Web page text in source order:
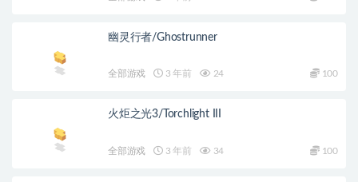
幽灵行者/Ghostrunner
全部游戏 3 年前 24 100
火炬之光3/Torchlight III
全部游戏 3 年前 34 100